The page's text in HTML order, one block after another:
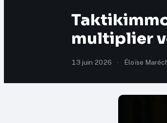
multiplier
13 juin 2026 · Éloïse